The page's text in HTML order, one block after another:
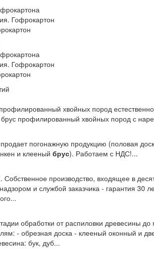
Гофрокартон
Гофрокартон
хвойных пород
профилированный хвойных пород с
погонажную продукцию (половая
и клееный брус). Работаем с НДС!...
Собственное производство, входящее в
и службой заказчика - гарантия 30
обработки от распиловки древесины до
- обрезная доска - клееный оконный и
бук, дуб...